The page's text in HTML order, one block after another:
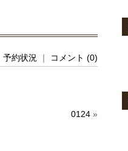
予約状況 ｜ コメント (0)
0124 »